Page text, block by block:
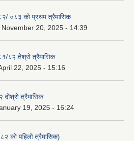
०८३ को प्रथम त्रैमासिक
20, 2025 - 14:39
८२ तेश्रो त्रैमासिक
22, 2025 - 15:16
त्रैमासिक
19, 2025 - 16:24
को पहिलो त्रैमासिक)